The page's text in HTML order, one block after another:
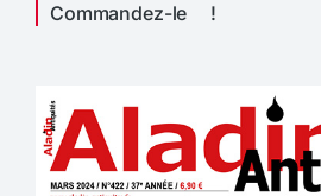
Commandez-le !